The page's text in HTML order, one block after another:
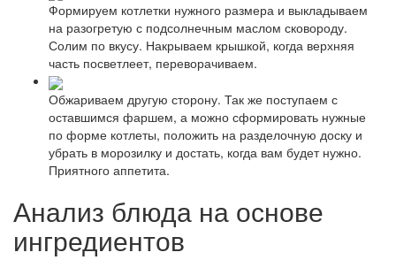
Формируем котлетки нужного размера и выкладываем
на разогретую с подсолнечным маслом сковороду.
Солим по вкусу. Накрываем крышкой, когда верхняя
часть посветлеет, переворачиваем.
Обжариваем другую сторону. Так же поступаем с
оставшимся фаршем, а можно сформировать нужные
по форме котлеты, положить на разделочную доску и
убрать в морозилку и достать, когда вам будет нужно.
Приятного аппетита.
Анализ блюда на основе
ингредиентов